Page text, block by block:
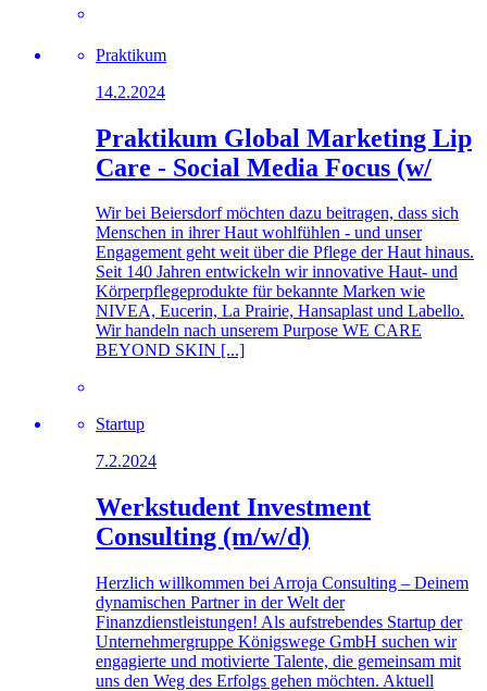
Praktikum
14.2.2024
Praktikum Global Marketing Lip
Care - Social Media Focus (w/
Wir bei Beiersdorf möchten dazu beitragen, dass sich
Menschen in ihrer Haut wohlfühlen - und unser
Engagement geht weit über die Pflege der Haut hinaus.
Seit 140 Jahren entwickeln wir innovative Haut- und
Körperpflegeprodukte für bekannte Marken wie
NIVEA, Eucerin, La Prairie, Hansaplast und Labello.
Wir handeln nach unserem Purpose WE CARE
BEYOND SKIN [...]
Startup
7.2.2024
Werkstudent Investment
Consulting (m/w/d)
Herzlich willkommen bei Arroja Consulting – Deinem
dynamischen Partner in der Welt der
Finanzdienstleistungen! Als aufstrebendes Startup der
Unternehmergruppe Königswege GmbH suchen wir
engagierte und motivierte Talente, die gemeinsam mit
uns den Weg des Erfolgs gehen möchten. Aktuell